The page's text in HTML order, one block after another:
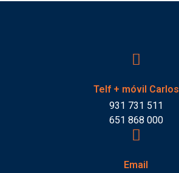
Telf + móvil Carlos
931 731 511
651 868 000
Email